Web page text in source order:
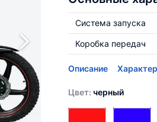
Система запуска
Коробка передач
Описание
Цвет: черный